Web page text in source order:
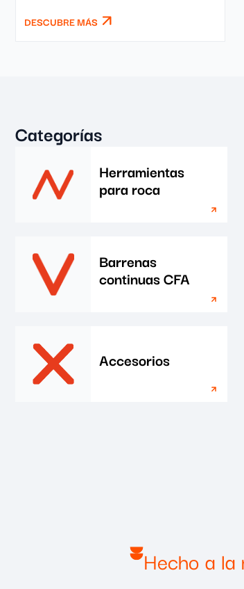
DESCUBRE MÁS
Categorías
Herramientas
para roca
Barrenas
continuas CFA
Accesorios
Hecho a